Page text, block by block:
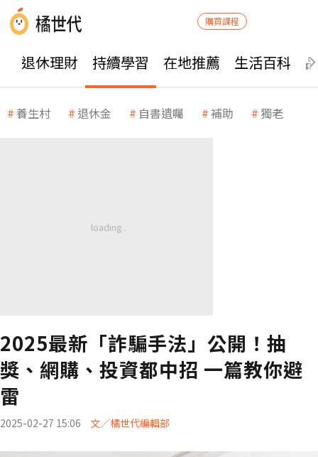
購買課程
退休理財 持續學習 在地推薦 生活百科
養生村 退休金 自書遺囑 補助 獨老
2025最新「詐騙手法」公開！抽
獎、網購、投資都中招 一篇教你避
雷
2025-02-27 15:06 文／橘世代編輯部